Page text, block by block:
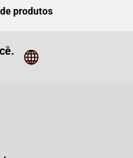
produtos